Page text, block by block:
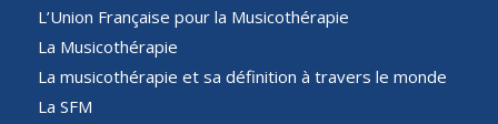
L’Union Française pour la Musicothérapie
La Musicothérapie
La musicothérapie et sa définition à travers le monde
La SFM